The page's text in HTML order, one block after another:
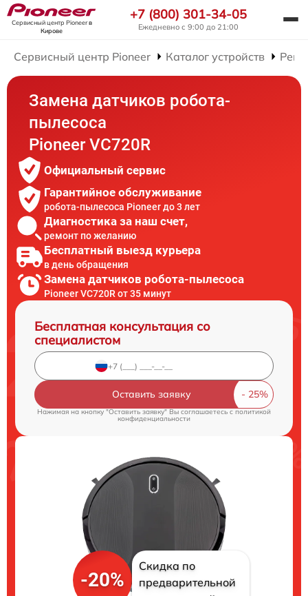
Сервисный центр Pioneerв
Кирове
+7 (800) 301-34-05
Ежедневно с 9:00 до 21:00
Сервисный центр Pioneer Каталог устройств
Замена датчиков робота-
пылесоса
Pioneer VC720R
Официальный сервис
Гарантийное обслуживание
робота-пылесоса Pioneer до 3 лет
Диагностика за наш счет,
ремонт по желанию
Бесплатный выезд курьера
в день обращения
Замена датчиков робота-пылесоса
Pioneer VC720R от 35 минут
Бесплатная консультация со
специалистом
Оставить заявку
Нажимая на кнопку "Оставить заявку" Вы соглашаетесь c политикой
конфиденциальности
-20%
Скидка по
предварительной